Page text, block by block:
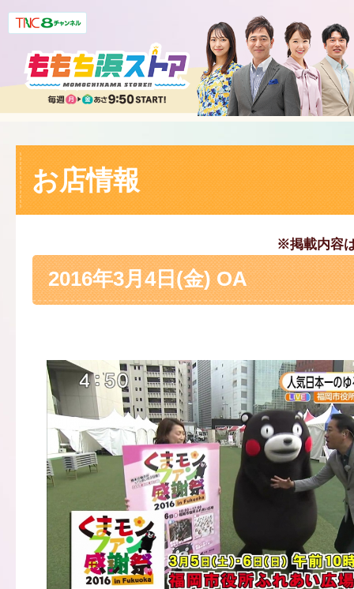
お店情報
※掲載内容
2016年3月4日(金) OA